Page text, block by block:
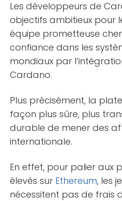
Les développeurs de
objectifs ambitieux pour
équipe prometteuse
confiance dans les
mondiaux par
Cardano.
Plus précisément, la
façon plus sûre, plus
durable de mener des
internationale.
En effet, pour palier aux
élevés sur Ethereum, les
nécessitent pas de frais